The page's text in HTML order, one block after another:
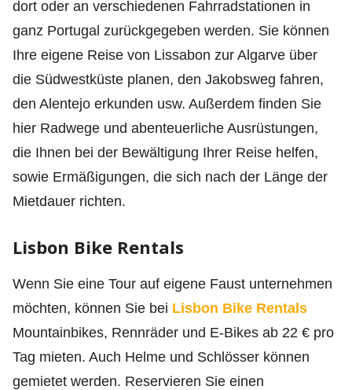
dort oder an verschiedenen Fahrradstationen in
ganz Portugal zurückgegeben werden. Sie können
Ihre eigene Reise von Lissabon zur Algarve über
die Südwestküste planen, den Jakobsweg fahren,
den Alentejo erkunden usw. Außerdem finden Sie
hier Radwege und abenteuerliche Ausrüstungen,
die Ihnen bei der Bewältigung Ihrer Reise helfen,
sowie Ermäßigungen, die sich nach der Länge der
Mietdauer richten.
Lisbon Bike Rentals
Wenn Sie eine Tour auf eigene Faust unternehmen
möchten, können Sie bei Lisbon Bike Rentals
Mountainbikes, Rennräder und E-Bikes ab 22 € pro
Tag mieten. Auch Helme und Schlösser können
gemietet werden. Reservieren Sie einen